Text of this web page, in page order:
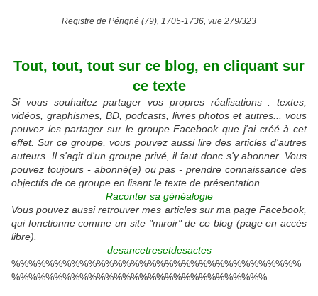
Registre de Périgné (79), 1705-1736, vue 279/323
Tout, tout, tout sur ce blog, en cliquant sur
ce texte
Si vous souhaitez partager vos propres réalisations : textes,
vidéos, graphismes, BD, podcasts, livres photos et autres... vous
pouvez les partager sur le groupe Facebook que j'ai créé à cet
effet. Sur ce groupe, vous pouvez aussi lire des articles d'autres
auteurs. Il s'agit d'un groupe privé, il faut donc s'y abonner. Vous
pouvez toujours - abonné(e) ou pas - prendre connaissance des
objectifs de ce groupe en lisant le texte de présentation.
Raconter sa généalogie
Vous pouvez aussi retrouver mes articles sur ma page Facebook,
qui fonctionne comme un site "miroir" de ce blog (page en accès
libre).
desancetresetdesactes
%%%%%%%%%%%%%%%%%%%%%%%%%%%%%%%%%%
%%%%%%%%%%%%%%%%%%%%%%%%%%%%%%